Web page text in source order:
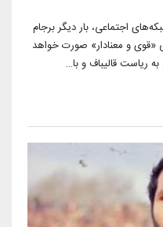
اجتماعی، بار دیگر برجام
«قوی و معنادار» صورت خواهد
ریاست قالیباف و با…